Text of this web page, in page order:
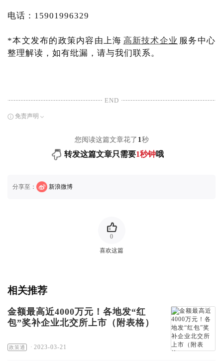
电话：15901996329
*本文发布的政策内容由上海 高新技术企业 服务中心
整理解读，如有纰漏，请与我们联系。
END
免责声明
您阅读这篇文章花了 1秒
转发这篇文章只需要1秒钟哦
分享至： 新浪微博
喜欢这篇
0
相关推荐
金额最高近4000万元！各地发“红
包”奖补企业北交所上市（附表格）
政策通 · 2023-03-21